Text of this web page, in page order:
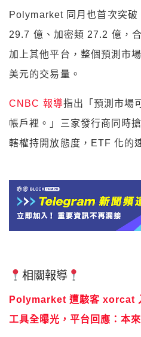
Polymarket 同月也首次突
29.7 億、加密類 27.2 億，
加上其他平台，整個預測市
美元的交易量。
CNBC 報導指出「預測市場
帳戶裡。」三家發行商同時
轄權持開放態度，ETF 化的
相關報導
Polymarket 遭駭客 xorcat
工具全曝光，平台回應：本